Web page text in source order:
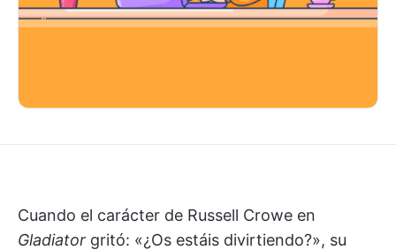
Cuando el carácter de Russell Crowe en
Gladiator gritó: «¿Os estáis divirtiendo?», su